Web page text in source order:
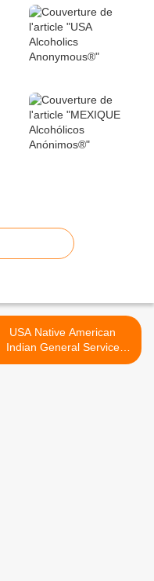
USA Native American
Indian General Service
Office of Alcoholics